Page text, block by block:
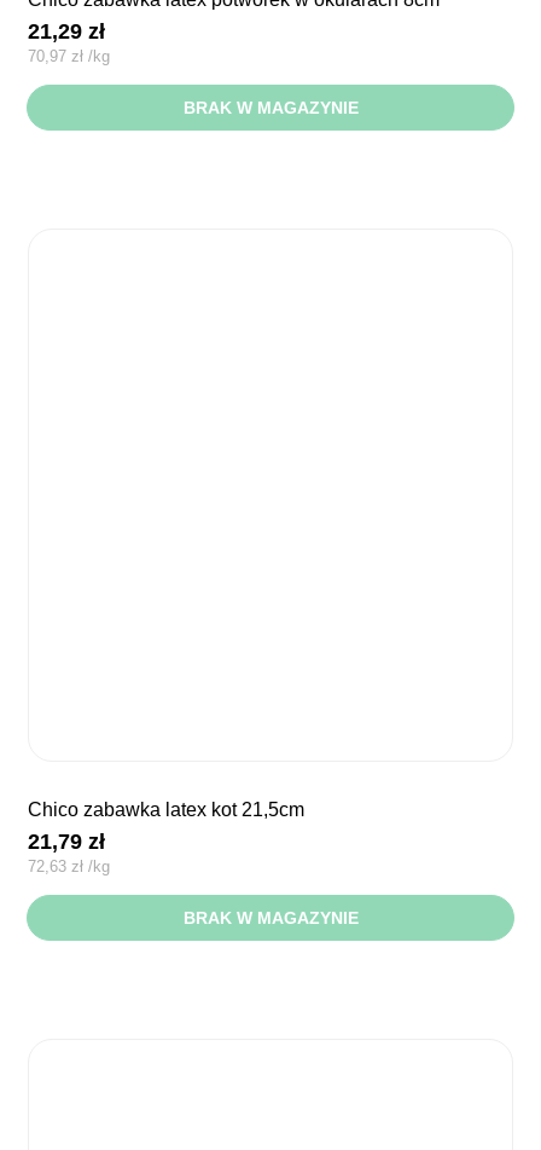
21,29zł
70,97 zł /kg
BRAK W MAGAZYNIE
chico zabawka latex kot 21,5cm
21,79zł
72,63 zł /kg
BRAK W MAGAZYNIE